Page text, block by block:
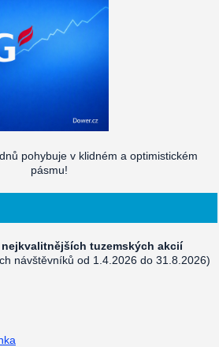
pohybuje v klidném a optimistickém
pásmu!
tuzemských akcií
návštěvníků od 1.4.2026 do 31.8.2026)